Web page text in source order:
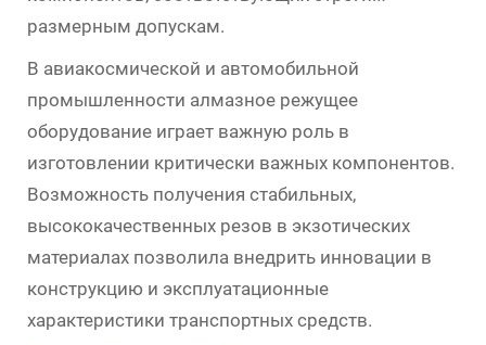
размерным допускам.
В авиакосмической и автомобильной
промышленности алмазное режущее
оборудование играет важную роль в
изготовлении критически важных компонентов.
Возможность получения стабильных,
высококачественных резов в экзотических
материалах позволила внедрить инновации в
конструкцию и эксплуатационные
характеристики транспортных средств.